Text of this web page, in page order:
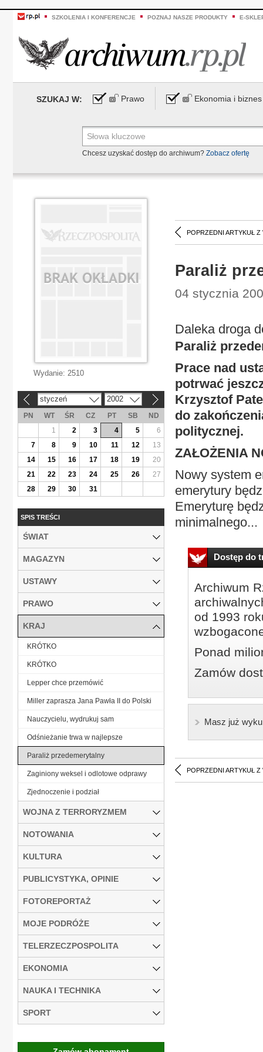
SZKOLENIA I KONFERENCJE POZNAJ NASZE PRODUKTY E-
SZUKAJ W: Prawo Ekonomia i biznes
Chcesz uzyskać dostęp do archiwum? Zobacz ofertę
POPRZEDNI ARTYKUŁ Z
Paraliż
04 stycznia
Daleka droga
Paraliż
Prace nad
potrwać
Krzysztof
do
politycznej.
ZAŁOŻENIA
Nowy system
emerytury
Emeryturę
minimalnego...
Dostęp do
Archiwum
od 1993
Ponad
Zamów
Masz już
POPRZEDNI ARTYKUŁ Z
Wydanie: 2510
styczeń 2002
PN WT ŚR CZ PT SB
ND
1
2 3 4 5
6
7
8 9 10 11 12
13
14
15 16 17 18 19
20
21
22 23 24 25 26
27
28
29 30 31
SPIS TREŚCI
ŚWIAT
MAGAZYN
USTAWY
PRAWO
KRAJ
KRÓTKO
KRÓTKO
Lepper chce przemówić
Miller zaprasza Jana Pawła II do Polski
Nauczycielu, wydrukuj sam
Odśnieżanie trwa w najlepsze
Paraliż przedemerytalny
Zaginiony weksel i odlotowe odprawy
Zjednoczenie i podział
WOJNA Z TERRORYZMEM
NOTOWANIA
KULTURA
PUBLICYSTYKA, OPINIE
FOTOREPORTAŻ
MOJE PODRÓŻE
TELERZECZPOSPOLITA
EKONOMIA
NAUKA I TECHNIKA
SPORT